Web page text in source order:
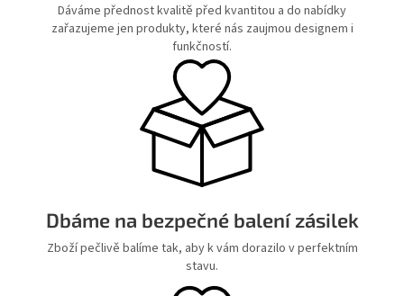
Dáváme přednost kvalitě před kvantitou a do nabídky
zařazujeme jen produkty, které nás zaujmou designem i
funkčností.
Dbáme na bezpečné balení zásilek
Zboží pečlivě balíme tak, aby k vám dorazilo v perfektním
stavu.